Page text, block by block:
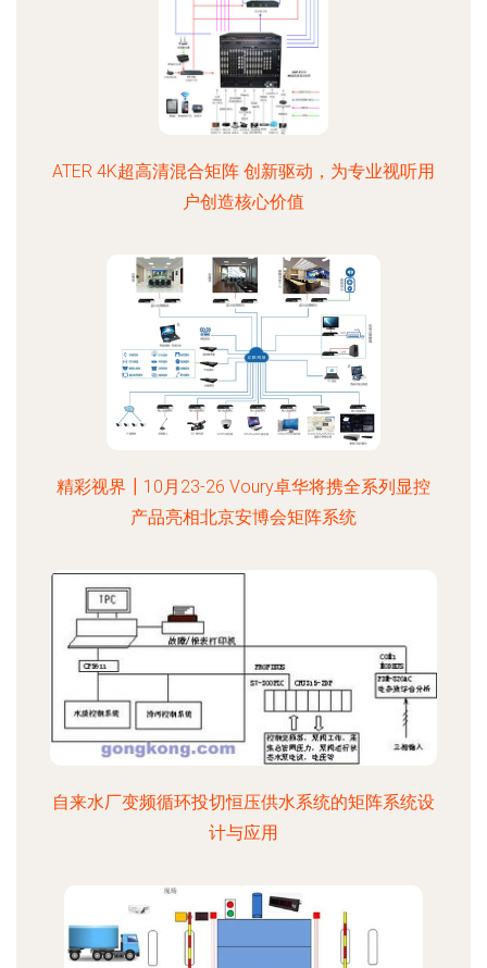
ATER 4K超高清混合矩阵 创新驱动，为专业视听用
户创造核心价值
精彩视界┃10月23-26 Voury卓华将携全系列显控
产品亮相北京安博会矩阵系统
自来水厂变频循环投切恒压供水系统的矩阵系统设
计与应用